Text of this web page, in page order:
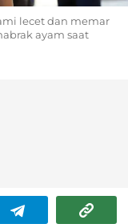
lecet dan memar
ayam saat